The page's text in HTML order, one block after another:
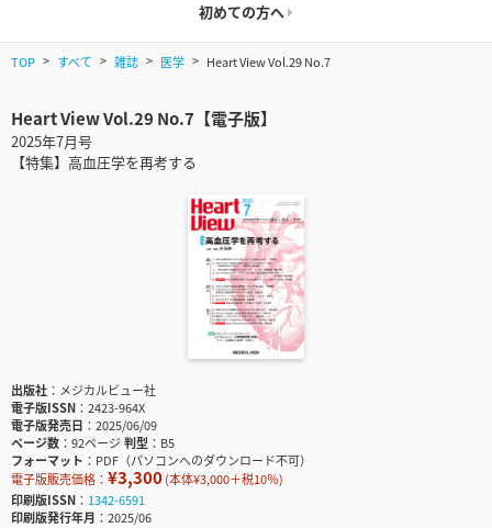
初めての方へ
TOP すべて 雑誌 医学 Heart View Vol.29 No.7
Heart View Vol.29 No.7【電子版】
2025年7月号
【特集】高血圧学を再考する
出版社
メジカルビュー社
電子版ISSN
2423-964X
電子版発売日
2025/06/09
ページ数
92ページ判型
B5
フォーマット
PDF（パソコンへのダウンロード不可）
電子版販売価格： ¥3,300(本体¥3,000＋税10％)
印刷版ISSN
1342-6591
印刷版発行年月
2025/06